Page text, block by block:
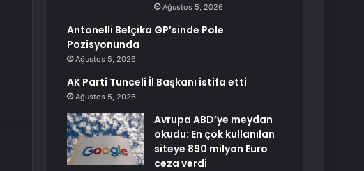
Ağustos 5, 2026
Antonelli Belçika GP’sinde Pole
Pozisyonunda
Ağustos 5, 2026
AK Parti Tunceli İl Başkanı istifa etti
Ağustos 5, 2026
Avrupa ABD’ye meydan
okudu: En çok kullanılan
siteye 890 milyon Euro
ceza verdi